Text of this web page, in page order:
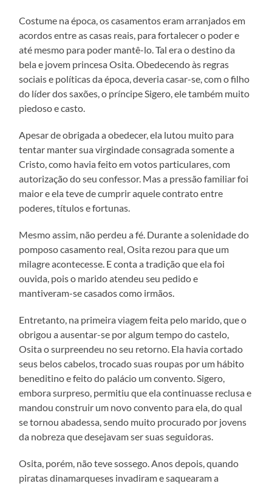
Costume na época, os casamentos eram arranjados em
acordos entre as casas reais, para fortalecer o poder e
até mesmo para poder mantê-lo. Tal era o destino da
bela e jovem princesa Osita. Obedecendo às regras
sociais e políticas da época, deveria casar-se, com o filho
do líder dos saxões, o príncipe Sigero, ele também muito
piedoso e casto.
Apesar de obrigada a obedecer, ela lutou muito para
tentar manter sua virgindade consagrada somente a
Cristo, como havia feito em votos particulares, com
autorização do seu confessor. Mas a pressão familiar foi
maior e ela teve de cumprir aquele contrato entre
poderes, títulos e fortunas.
Mesmo assim, não perdeu a fé. Durante a solenidade do
pomposo casamento real, Osita rezou para que um
milagre acontecesse. E conta a tradição que ela foi
ouvida, pois o marido atendeu seu pedido e
mantiveram-se casados como irmãos.
Entretanto, na primeira viagem feita pelo marido, que o
obrigou a ausentar-se por algum tempo do castelo,
Osita o surpreendeu no seu retorno. Ela havia cortado
seus belos cabelos, trocado suas roupas por um hábito
beneditino e feito do palácio um convento. Sigero,
embora surpreso, permitiu que ela continuasse reclusa e
mandou construir um novo convento para ela, do qual
se tornou abadessa, sendo muito procurado por jovens
da nobreza que desejavam ser suas seguidoras.
Osita, porém, não teve sossego. Anos depois, quando
piratas dinamarqueses invadiram e saquearam a